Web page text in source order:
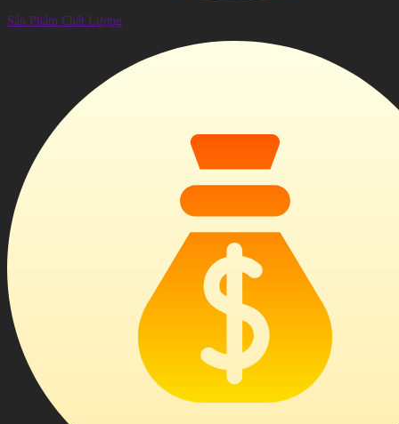
Sản Phẩm Chất Lượng